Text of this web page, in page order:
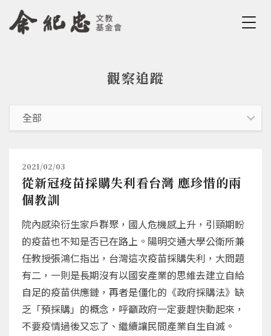
Jump to Navigation
Jump to Main content
觀察追蹤
2021/02/03
從新冠疫苗採購失利看台灣 應珍惜的兩
個教訓
院內感染衍生家戶群聚，國人危機感上升，引頸期盼
的疫苗也不知是否已在路上。陽明交通大學公衛所兼
任教授張鴻仁指出，台灣這次疫苗採購失利，大問題
有二，一則是長期沒有以國安產業的思維去建立自給
自足的疫苗供應鏈，再者是僵化的《政府採購法》缺
乏「預採購」的概念，呼籲政府一定要趕快動起來，
不要疫情過後又忘了、繼續讓民間產業自生自滅。